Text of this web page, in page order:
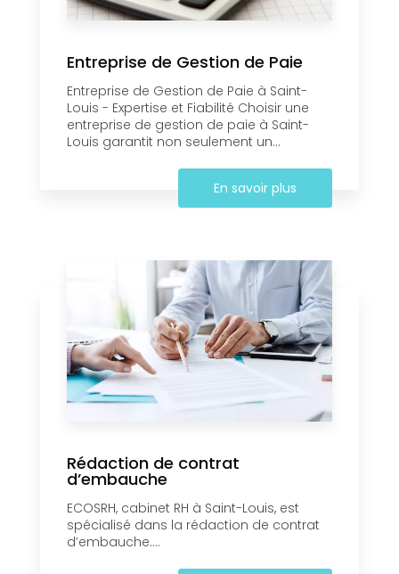
Entreprise de Gestion de Paie
Entreprise de Gestion de Paie à Saint-
Louis - Expertise et Fiabilité Choisir une
entreprise de gestion de paie à Saint-
Louis garantit non seulement un...
En savoir plus
Rédaction de contrat
d’embauche
ECOSRH, cabinet RH à Saint-Louis, est
spécialisé dans la rédaction de contrat
d’embauche....